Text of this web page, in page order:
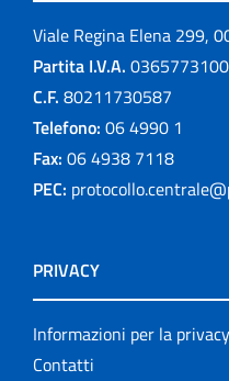
Viale Regina Elena 299,
Partita I.V.A.
C.F. 80211730587
Telefono: 06 4990 1
Fax: 06 4938 7118
PEC:
PRIVACY
Informazioni per la privacy
Contatti